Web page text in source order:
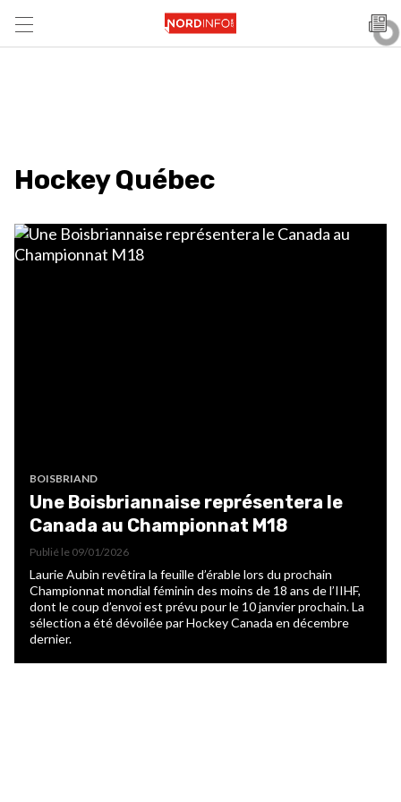
Hockey Québec
BOISBRIAND
Une Boisbriannaise représentera le
Canada au Championnat M18
Publié le 09/01/2026
Laurie Aubin revêtira la feuille d’érable lors du prochain
Championnat mondial féminin des moins de 18 ans de l’IIHF,
dont le coup d’envoi est prévu pour le 10 janvier prochain. La
sélection a été dévoilée par Hockey Canada en décembre
dernier.